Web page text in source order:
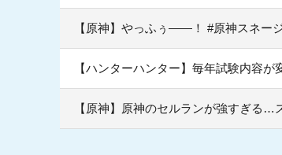
【原神】やっふぅ——！ #原神スネー
【ハンターハンター】毎年試験内容
【原神】原神のセルランが強すぎる…